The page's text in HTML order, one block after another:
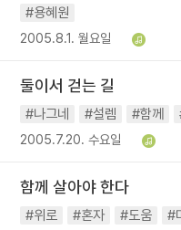
#용혜원
2005.8.1. 월요일
둘이서 걷는 길
#나그네 #설렘 #함께
2005.7.20. 수요일
함께 살아야 한다
#위로 #혼자 #도움 #